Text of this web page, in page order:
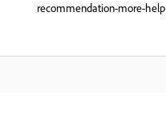
recommendation-more-help